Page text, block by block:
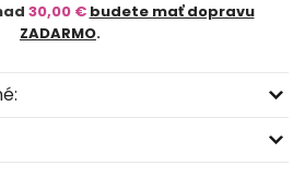
30,00 € budete mať dopravu
ZADARMO.